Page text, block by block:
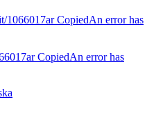
1066017arCopiedAn error has
CopiedAn error has